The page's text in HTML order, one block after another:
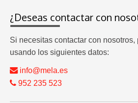
¿Deseas contactar con
Si necesitas contactar con
usando los siguientes datos:
info@mela.es
952 235 523